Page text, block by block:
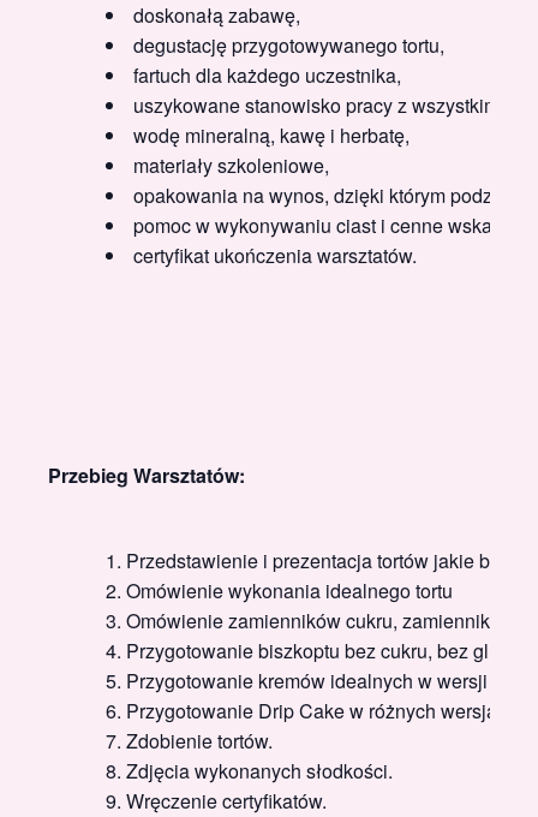
doskonałą zabawę,
degustację przygotowywanego tortu,
fartuch dla każdego uczestnika,
uszykowane stanowisko pracy z wszystkimi
wodę mineralną, kawę i herbatę,
materiały szkoleniowe,
opakowania na wynos, dzięki którym
pomoc w wykonywaniu ciast i cenne
certyfikat ukończenia warsztatów.
Przebieg Warsztatów:
Przedstawienie i prezentacja tortów jakie
Omówienie wykonania idealnego tortu
Omówienie zamienników cukru, zamienników
Przygotowanie biszkoptu bez cukru, bez
Przygotowanie kremów idealnych w wersji
Przygotowanie Drip Cake w różnych wersjach.
Zdobienie tortów.
Zdjęcia wykonanych słodkości.
Wręczenie certyfikatów.